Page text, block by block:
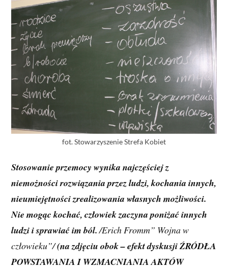
fot. Stowarzyszenie Strefa Kobiet
Stosowanie przemocy wynika najczęściej z
niemożności rozwiązania przez ludzi, kochania innych,
nieumiejętności zrealizowania własnych możliwości.
Nie mogąc kochać, człowiek zaczyna poniżać innych
ludzi i sprawiać im ból./Erich Fromm” Wojna w
człowieku”/(na zdjęciu obok – efekt dyskusji ŹRÓDŁA
POWSTAWANIA I WZMACNIANIA AKTÓW